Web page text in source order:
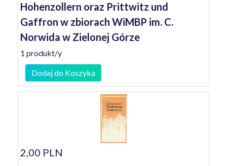
Hohenzollern oraz Prittwitz und
Gaffron w zbiorach WiMBP im. C.
Norwida w Zielonej Górze
1 produkt/y
Dodaj do Koszyka
2,00 PLN